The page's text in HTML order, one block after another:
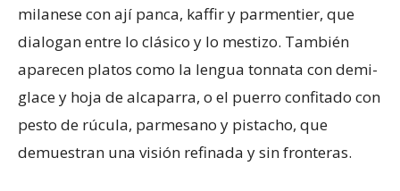
milanese con ají panca, kaffir y parmentier, que
dialogan entre lo clásico y lo mestizo. También
aparecen platos como la lengua tonnata con demi-
glace y hoja de alcaparra, o el puerro confitado con
pesto de rúcula, parmesano y pistacho, que
demuestran una visión refinada y sin fronteras.